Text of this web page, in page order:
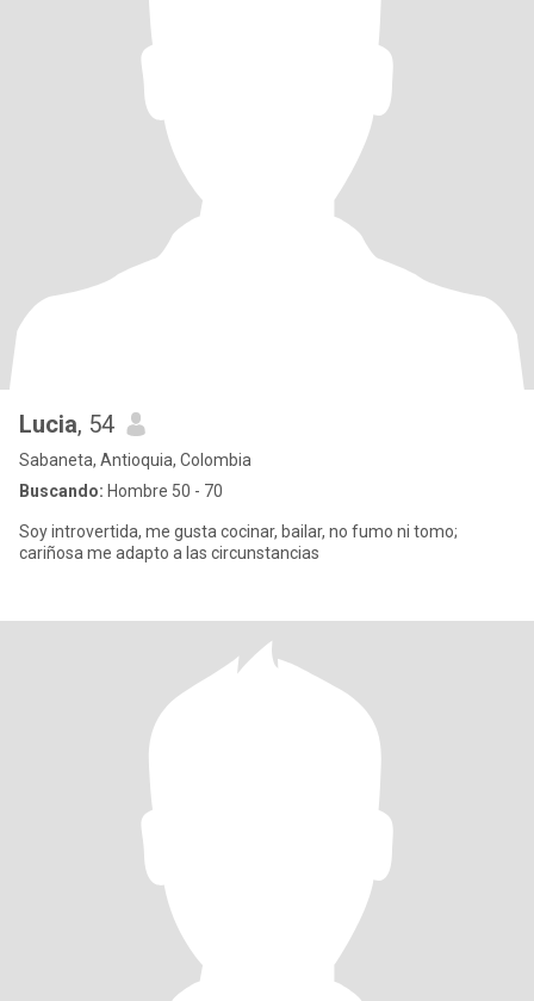
Lucia, 54
Sabaneta, Antioquia, Colombia
Buscando: Hombre 50 - 70
Soy introvertida, me gusta cocinar, bailar, no fumo ni tomo;
cariñosa me adapto a las circunstancias